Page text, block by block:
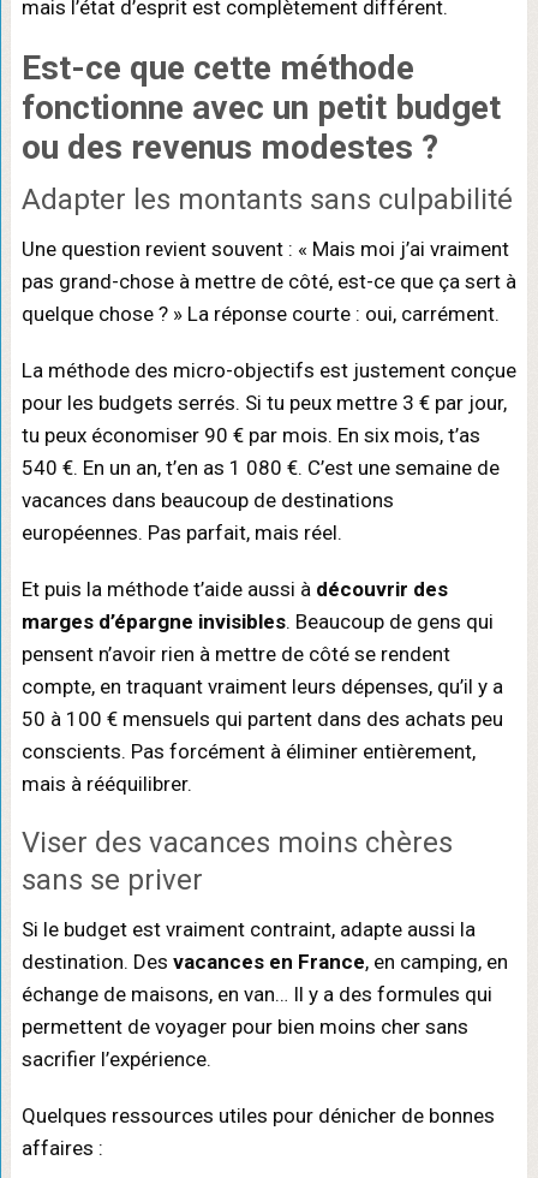
mais l’état d’esprit est complètement différent.
Est-ce que cette méthode
fonctionne avec un petit budget
ou des revenus modestes ?
Adapter les montants sans culpabilité
Une question revient souvent : « Mais moi j’ai vraiment
pas grand-chose à mettre de côté, est-ce que ça sert à
quelque chose ? » La réponse courte : oui, carrément.
La méthode des micro-objectifs est justement conçue
pour les budgets serrés. Si tu peux mettre 3 € par jour,
tu peux économiser 90 € par mois. En six mois, t’as
540 €. En un an, t’en as 1 080 €. C’est une semaine de
vacances dans beaucoup de destinations
européennes. Pas parfait, mais réel.
Et puis la méthode t’aide aussi à découvrir des
marges d’épargne invisibles. Beaucoup de gens qui
pensent n’avoir rien à mettre de côté se rendent
compte, en traquant vraiment leurs dépenses, qu’il y a
50 à 100 € mensuels qui partent dans des achats peu
conscients. Pas forcément à éliminer entièrement,
mais à rééquilibrer.
Viser des vacances moins chères
sans se priver
Si le budget est vraiment contraint, adapte aussi la
destination. Des vacances en France, en camping, en
échange de maisons, en van… Il y a des formules qui
permettent de voyager pour bien moins cher sans
sacrifier l’expérience.
Quelques ressources utiles pour dénicher de bonnes
affaires :